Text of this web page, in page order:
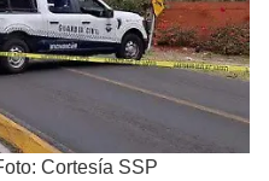
Cortesía SSP